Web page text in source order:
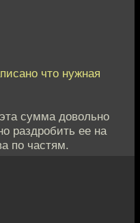
что нужная
сумма довольно
раздробить ее на
по частям.